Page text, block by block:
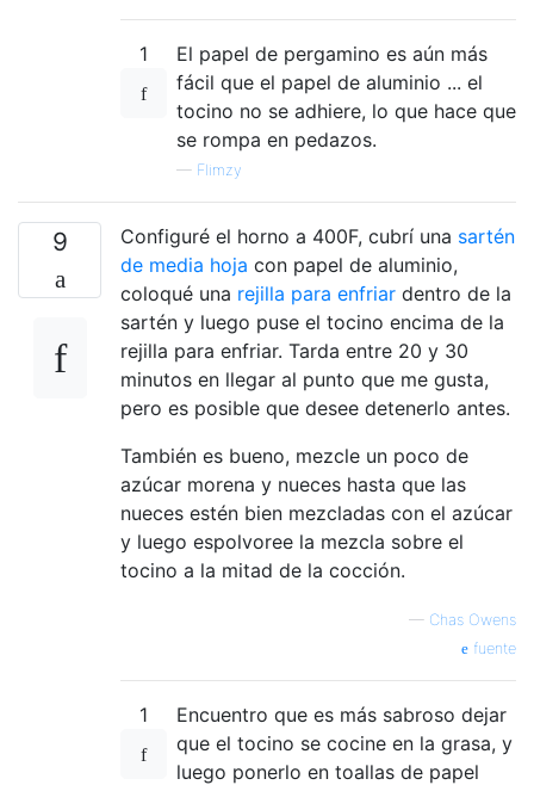
1
El papel de pergamino es aún más
fácil que el papel de aluminio ... el
tocino no se adhiere, lo que hace que
se rompa en pedazos.
— Flimzy
9 Configuré el horno a 400F, cubrí una sartén
de media hoja con papel de aluminio,
coloqué una rejilla para enfriar dentro de la
sartén y luego puse el tocino encima de la
rejilla para enfriar. Tarda entre 20 y 30
minutos en llegar al punto que me gusta,
pero es posible que desee detenerlo antes.
También es bueno, mezcle un poco de
azúcar morena y nueces hasta que las
nueces estén bien mezcladas con el azúcar
y luego espolvoree la mezcla sobre el
tocino a la mitad de la cocción.
— Chas Owens
fuente
1
Encuentro que es más sabroso dejar
que el tocino se cocine en la grasa, y
luego ponerlo en toallas de papel